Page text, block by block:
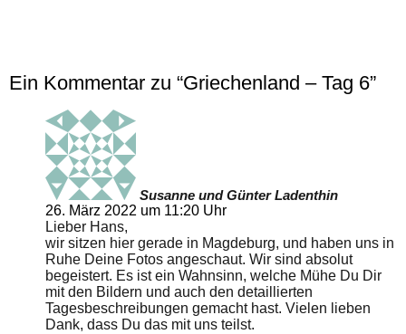
Ein Kommentar zu “Griechenland – Tag 6”
Susanne und Günter Ladenthin
26. März 2022 um 11:20 Uhr
Lieber Hans,
wir sitzen hier gerade in Magdeburg, und haben uns in
Ruhe Deine Fotos angeschaut. Wir sind absolut
begeistert. Es ist ein Wahnsinn, welche Mühe Du Dir
mit den Bildern und auch den detaillierten
Tagesbeschreibungen gemacht hast. Vielen lieben
Dank, dass Du das mit uns teilst.